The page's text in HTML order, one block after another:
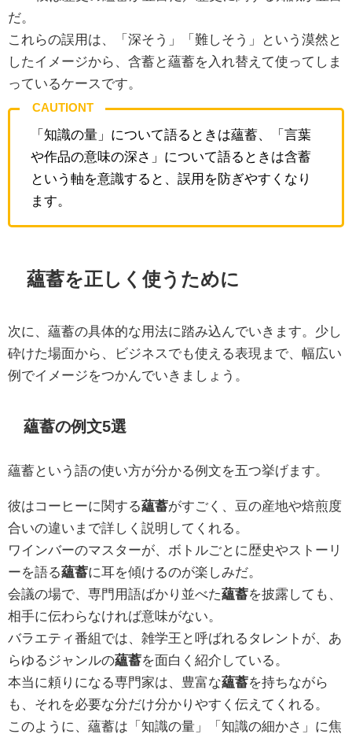
だ。
これらの誤用は、「深そう」「難しそう」という漠然と
したイメージから、含蓄と蘊蓄を入れ替えて使ってしま
っているケースです。
CAUTIONT
「知識の量」について語るときは蘊蓄、「言葉
や作品の意味の深さ」について語るときは含蓄
という軸を意識すると、誤用を防ぎやすくなり
ます。
蘊蓄を正しく使うために
次に、蘊蓄の具体的な用法に踏み込んでいきます。少し
砕けた場面から、ビジネスでも使える表現まで、幅広い
例でイメージをつかんでいきましょう。
蘊蓄の例文5選
蘊蓄という語の使い方が分かる例文を五つ挙げます。
彼はコーヒーに関する蘊蓄がすごく、豆の産地や焙煎度
合いの違いまで詳しく説明してくれる。
ワインバーのマスターが、ボトルごとに歴史やストーリ
ーを語る蘊蓄に耳を傾けるのが楽しみだ。
会議の場で、専門用語ばかり並べた蘊蓄を披露しても、
相手に伝わらなければ意味がない。
バラエティ番組では、雑学王と呼ばれるタレントが、あ
らゆるジャンルの蘊蓄を面白く紹介している。
本当に頼りになる専門家は、豊富な蘊蓄を持ちながら
も、それを必要な分だけ分かりやすく伝えてくれる。
このように、蘊蓄は「知識の量」「知識の細かさ」に焦